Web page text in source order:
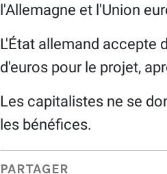
l'Allemagne et l'Union
L'État allemand accepte
d'euros pour le projet,
Les capitalistes ne se
les bénéfices.
PARTAGER